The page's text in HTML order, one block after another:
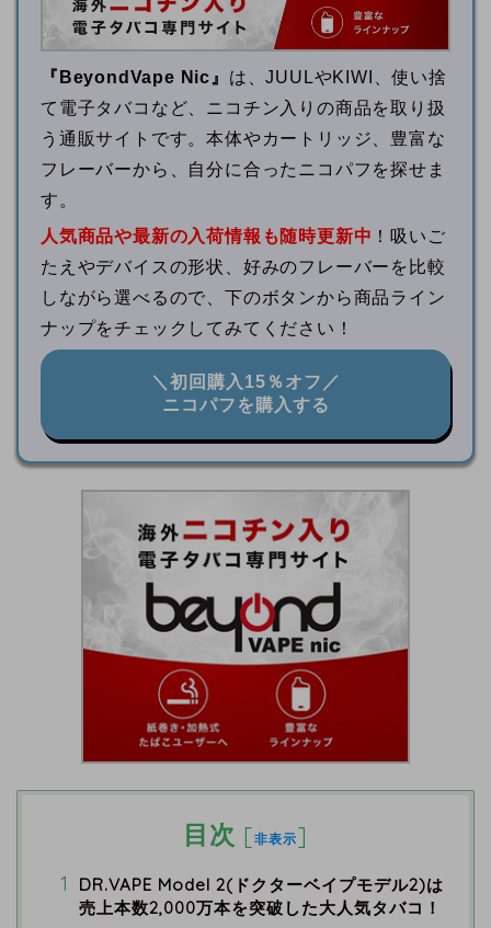
『BeyondVape Nic』 は、JUULやKIWI、使い捨
て電子タバコなど、ニコチン入りの商品を取り扱
う通販サイトです。本体やカートリッジ、豊富な
フレーバーから、自分に合ったニコパフを探せま
す。
人気商品や最新の入荷情報も随時更新中 ！吸いご
たえやデバイスの形状、好みのフレーバーを比較
しながら選べるので、下のボタンから商品ライン
ナップをチェックしてみてください！
＼初回購入15％オフ／
ニコパフを購入する
目次 [非表示]
DR.VAPE Model 2(ドクターベイプモデル2)は
売上本数2,000万本を突破した大人気タバコ！